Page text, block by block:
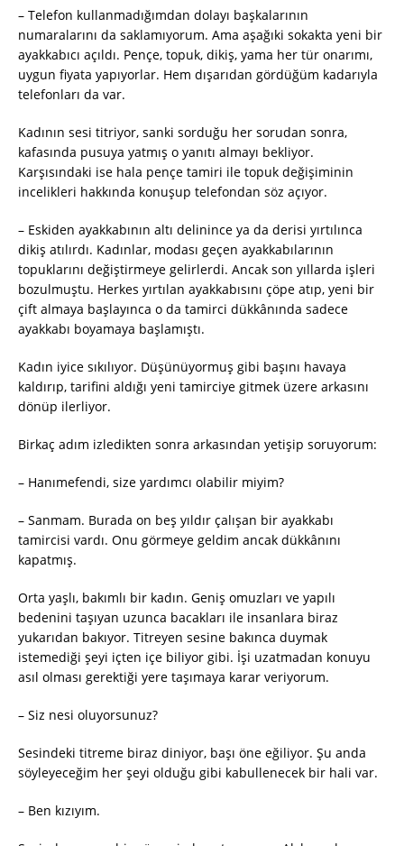
– Telefon kullanmadığımdan dolayı başkalarının
numaralarını da saklamıyorum. Ama aşağıki sokakta yeni bir
ayakkabıcı açıldı. Pençe, topuk, dikiş, yama her tür onarımı,
uygun fiyata yapıyorlar. Hem dışarıdan gördüğüm kadarıyla
telefonları da var.
Kadının sesi titriyor, sanki sorduğu her sorudan sonra,
kafasında pusuya yatmış o yanıtı almayı bekliyor.
Karşısındaki ise hala pençe tamiri ile topuk değişiminin
incelikleri hakkında konuşup telefondan söz açıyor.
– Eskiden ayakkabının altı delinince ya da derisi yırtılınca
dikiş atılırdı. Kadınlar, modası geçen ayakkabılarının
topuklarını değiştirmeye gelirlerdi. Ancak son yıllarda işleri
bozulmuştu. Herkes yırtılan ayakkabısını çöpe atıp, yeni bir
çift almaya başlayınca o da tamirci dükkânında sadece
ayakkabı boyamaya başlamıştı.
Kadın iyice sıkılıyor. Düşünüyormuş gibi başını havaya
kaldırıp, tarifini aldığı yeni tamirciye gitmek üzere arkasını
dönüp ilerliyor.
Birkaç adım izledikten sonra arkasından yetişip soruyorum:
– Hanımefendi, size yardımcı olabilir miyim?
– Sanmam. Burada on beş yıldır çalışan bir ayakkabı
tamircisi vardı. Onu görmeye geldim ancak dükkânını
kapatmış.
Orta yaşlı, bakımlı bir kadın. Geniş omuzları ve yapılı
bedenini taşıyan uzunca bacakları ile insanlara biraz
yukarıdan bakıyor. Titreyen sesine bakınca duymak
istemediği şeyi içten içe biliyor gibi. İşi uzatmadan konuyu
asıl olması gerektiği yere taşımaya karar veriyorum.
– Siz nesi oluyorsunuz?
Sesindeki titreme biraz diniyor, başı öne eğiliyor. Şu anda
söyleyeceğim her şeyi olduğu gibi kabullenecek bir hali var.
– Ben kızıyım.